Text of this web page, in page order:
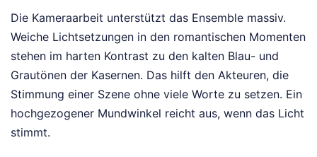
Die Kameraarbeit unterstützt das Ensemble massiv.
Weiche Lichtsetzungen in den romantischen Momenten
stehen im harten Kontrast zu den kalten Blau- und
Grautönen der Kasernen. Das hilft den Akteuren, die
Stimmung einer Szene ohne viele Worte zu setzen. Ein
hochgezogener Mundwinkel reicht aus, wenn das Licht
stimmt.